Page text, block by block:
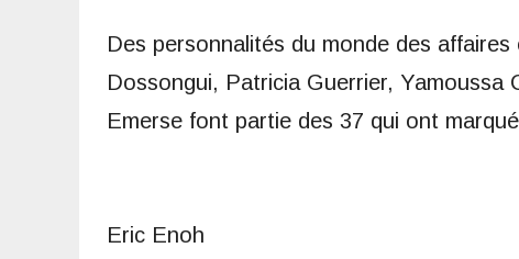
Des personnalités du monde des
Dossongui, Patricia Guerrier, Yamoussa
Emerse font partie des 37 qui ont
Eric Enoh